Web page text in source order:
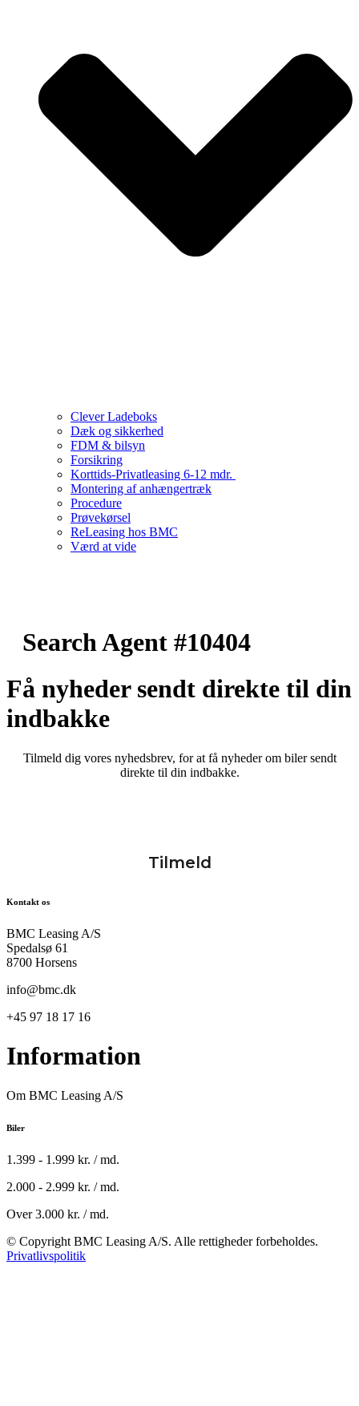
Clever Ladeboks
Dæk og sikkerhed
FDM & bilsyn
Forsikring
Korttids-Privatleasing 6-12 mdr.
Montering af anhængertræk
Procedure
Prøvekørsel
ReLeasing hos BMC
Værd at vide
Search Agent #10404
Få nyheder sendt direkte til din
indbakke
Tilmeld dig vores nyhedsbrev, for at få nyheder om biler sendt
direkte til din indbakke.
Kontakt os
BMC Leasing A/S
Spedalsø 61
8700 Horsens
info@bmc.dk
+45 97 18 17 16
Information
Om BMC Leasing A/S
Biler
1.399 - 1.999 kr. / md.
2.000 - 2.999 kr. / md.
Over 3.000 kr. / md.
© Copyright BMC Leasing A/S. Alle rettigheder forbeholdes.
Privatlivspolitik